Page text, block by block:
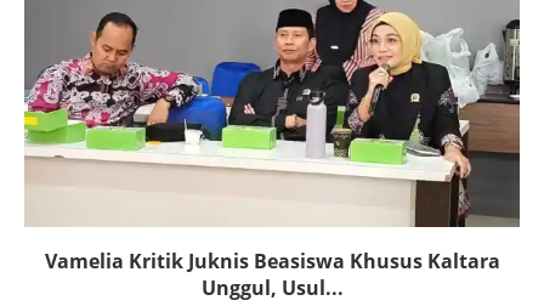
Vamelia Kritik Juknis Beasiswa Khusus Kaltara
Unggul, Usul...